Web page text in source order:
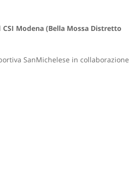
CSI Modena (Bella Mossa Distretto
SanMichelese in collaborazione